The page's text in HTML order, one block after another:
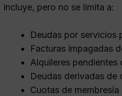
incluye, pero no se limita a:
Deudas por servicios
Facturas impagadas
Alquileres pendientes
Deudas derivadas de
Cuotas de